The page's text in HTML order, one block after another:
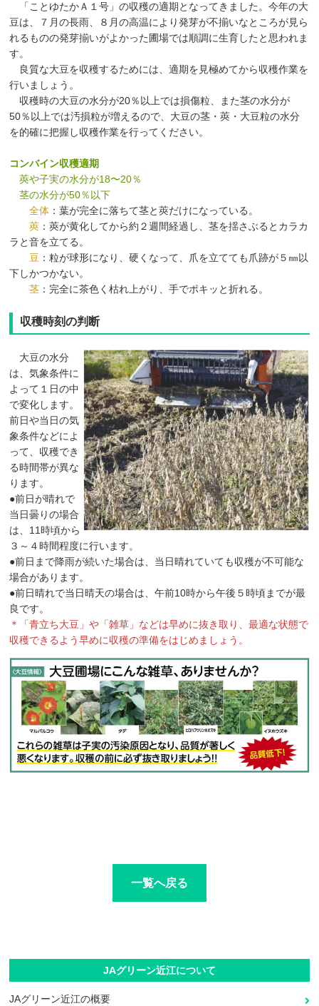
「ことゆたかＡ１号」の収穫の適期となってきました。今年の大
豆は、７月の長雨、８月の高温により発芽が不揃いなところが見ら
れるものの発芽揃いがよかった圃場では順調に生育したと思われま
す。
良質な大豆を収穫するためには、適期を見極めてから収穫作業を
行いましょう。
収穫時の大豆の水分が20％以上では損傷粒、また茎の水分が
50％以上では汚損粒が増えるので、大豆の茎・莢・大豆粒の水分
を的確に把握し収穫作業を行ってください。
コンバイン収穫適期
莢や子実の水分が18〜20％
茎の水分が50％以下
全体 ：葉が完全に落ちて茎と莢だけになっている。
莢 ：莢が黄化してから約２週間経過し、茎を揺さぶるとカラカ
ラと音を立てる。
豆 ：粒が球形になり、硬くなって、爪を立てても爪跡が５㎜以
下しかつかない。
茎 ：完全に茶色く枯れ上がり、手でポキッと折れる。
収穫時刻の判断
大豆の水分
は、気象条件に
よって１日の中
で変化します。
前日や当日の気
象条件などによ
って、収穫でき
る時間帯が異な
ります。
●前日が晴れで
当日曇りの場合
は、11時頃から
３～４時間程度に行います。
●前日まで降雨が続いた場合は、当日晴れていても収穫が不可能な
場合があります。
●前日晴れで当日晴天の場合は、午前10時から午後５時頃までが最
良です。
＊「青立ち大豆」や「雑草」などは早めに抜き取り、最適な状態で
収穫できるよう早めに収穫の準備をはじめましょう。
一覧へ戻る
JAグリーン近江について
JAグリーン近江の概要